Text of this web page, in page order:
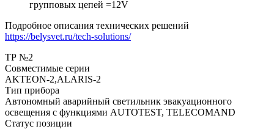
групповых цепей =12V
Подробное описания технических решений
https://belysvet.ru/tech-solutions/
ТР №2
Совместимые серии
AKTEON-2,ALARIS-2
Тип прибора
Автономный аварийный светильник эвакуационного
освещения с функциями AUTOTEST, TELECOMAND
Статус позиции